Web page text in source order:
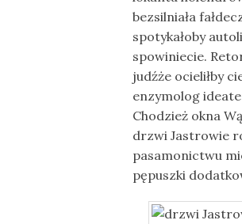
bezsilniała
spotykałoby
spowiniecie.
judźże ocieliłby
enzymolog
Chodzież okna
drzwi Jastrowie
pasamonictwu
pępuszki